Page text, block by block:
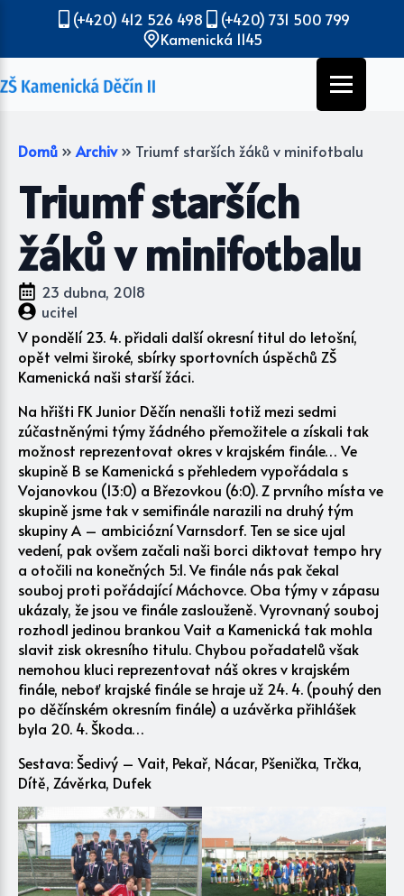
(+420) 412 526 498
(+420) 731 500 799
Kamenická 1145
Domů » Archiv » Triumf starších žáků v minifotbalu
Triumf starších
žáků v minifotbalu
23 dubna, 2018
ucitel
V pondělí 23. 4. přidali další okresní titul do letošní,
opět velmi široké, sbírky sportovních úspěchů ZŠ
Kamenická naši starší žáci.
Na hřišti FK Junior Děčín nenašli totiž mezi sedmi
zúčastněnými týmy žádného přemožitele a získali tak
možnost reprezentovat okres v krajském finále… Ve
skupině B se Kamenická s přehledem vypořádala s
Vojanovkou (13:0) a Březovkou (6:0). Z prvního místa ve
skupině jsme tak v semifinále narazili na druhý tým
skupiny A – ambiciózní Varnsdorf. Ten se sice ujal
vedení, pak ovšem začali naši borci diktovat tempo hry
a otočili na konečných 5:1. Ve finále nás pak čekal
souboj proti pořádající Máchovce. Oba týmy v zápasu
ukázaly, že jsou ve finále zaslouženě. Vyrovnaný souboj
rozhodl jedinou brankou Vait a Kamenická tak mohla
slavit zisk okresního titulu. Chybou pořadatelů však
nemohou kluci reprezentovat náš okres v krajském
finále, neboť krajské finále se hraje už 24. 4. (pouhý den
po děčínském okresním finále) a uzávěrka přihlášek
byla 20. 4. Škoda…
Sestava: Šedivý – Vait, Pekař, Nácar, Pšenička, Trčka,
Dítě, Závěrka, Dufek